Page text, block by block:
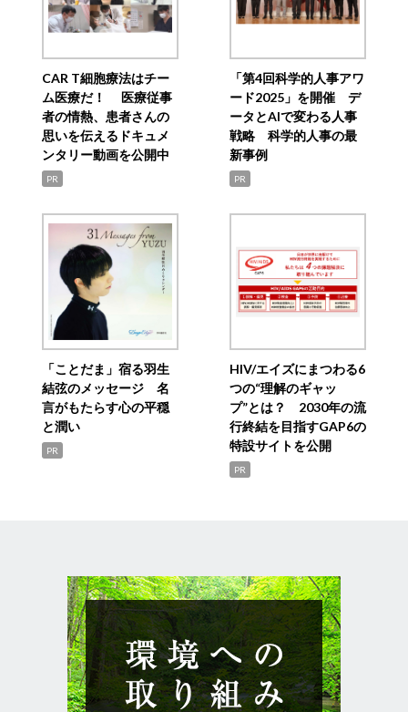
CAR T細胞療法はチー
ム医療だ！ 医療従事
者の情熱、患者さんの
思いを伝えるドキュメ
ンタリー動画を公開中
PR
「第4回科学的人事アワ
ード2025」を開催 デ
ータとAIで変わる人事
戦略 科学的人事の最
新事例
PR
「ことだま」宿る羽生
結弦のメッセージ 名
言がもたらす心の平穏
と潤い
PR
HIV/エイズにまつわる6
つの“理解のギャッ
プ”とは？ 2030年の流
行終結を目指すGAP6の
特設サイトを公開
PR